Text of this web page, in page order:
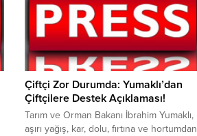
Çiftçi Zor Durumda: Yumaklı’dan
Çiftçilere Destek Açıklaması!
Tarım ve Orman Bakanı İbrahim Yumaklı,
aşırı yağış, kar, dolu, fırtına ve hortumdan